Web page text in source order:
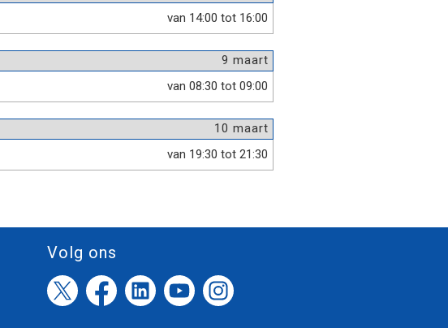
van 14:00 tot 16:00
9 maart
van 08:30 tot 09:00
10 maart
van 19:30 tot 21:30
Volg ons